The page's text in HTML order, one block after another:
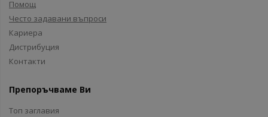
Помощ
Често задавани въпроси
Кариера
Дистрибуция
Контакти
Препоръчваме Ви
Топ заглавия